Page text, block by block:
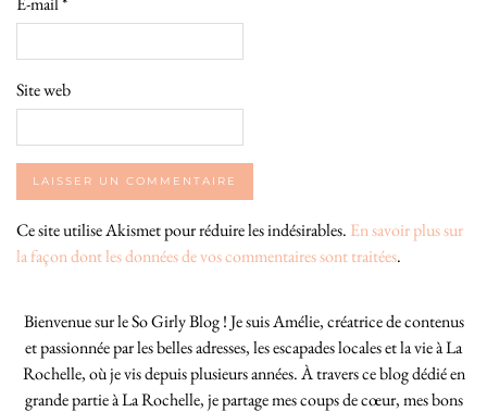
Site web
Ce site utilise Akismet pour réduire les indésirables. En savoir plus sur
la façon dont les données de vos commentaires sont traitées.
Bienvenue sur le So Girly Blog ! Je suis Amélie, créatrice de contenus
et passionnée par les belles adresses, les escapades locales et la vie à La
Rochelle, où je vis depuis plusieurs années. À travers ce blog dédié en
grande partie à La Rochelle, je partage mes coups de cœur, mes bons